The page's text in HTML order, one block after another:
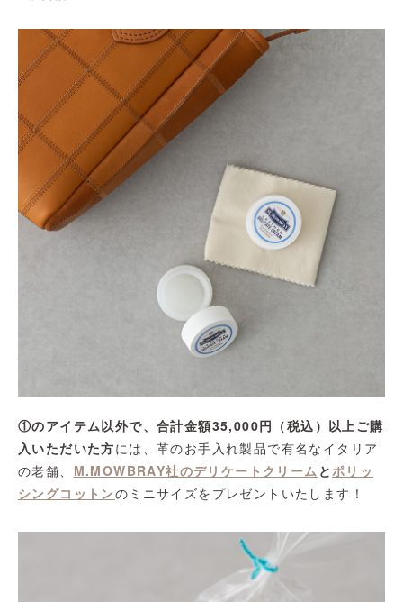
①のアイテム以外で、合計金額35,000円（税込）以上ご購
入いただいた方には、革のお手入れ製品で有名なイタリア
の老舗、 M.MOWBRAY社のデリケートクリーム とポリッ
シングコットンのミニサイズをプレゼントいたします！